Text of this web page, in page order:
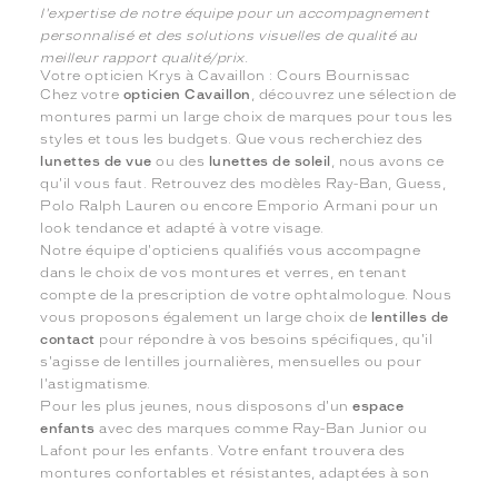
l'expertise de notre équipe pour un accompagnement
personnalisé et des solutions visuelles de qualité au
meilleur rapport qualité/prix.
Votre opticien Krys à Cavaillon : Cours Bournissac
Chez votre opticien Cavaillon
, découvrez une sélection de
montures parmi un large choix de marques pour tous les
styles et tous les budgets. Que vous recherchiez des
lunettes de vue ou des lunettes de soleil , nous avons ce
qu'il vous faut. Retrouvez des modèles Ray-Ban, Guess,
Polo Ralph Lauren ou encore Emporio Armani pour un
look tendance et adapté à votre visage.
Notre équipe d'opticiens qualifiés vous accompagne
dans le choix de vos montures et verres, en tenant
compte de la prescription de votre ophtalmologue. Nous
vous proposons également un large choix de lentilles de
contact pour répondre à vos besoins spécifiques, qu'il
s'agisse de lentilles journalières, mensuelles ou pour
l'astigmatisme.
Pour les plus jeunes, nous disposons d'unespace
enfants avec des marques comme Ray-Ban Junior ou
Lafont pour les enfants. Votre enfant trouvera des
montures confortables et résistantes, adaptées à son